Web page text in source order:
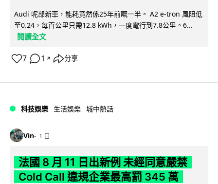
Audi 呢部新車，能耗竟然係25年前嘅一半。 A2 e-tron 風阻低
至0.24，每百公里只需12.8 kWh，一度電行到7.8公里。6...
閱讀全文
7 1 ↗ 分享
科技娛樂 生活娛樂 城中熱話
Vin 1 日
法國 8 月 11 日出新例 未經同意嚴禁
Cold Call 違規企業最高罰 345 萬